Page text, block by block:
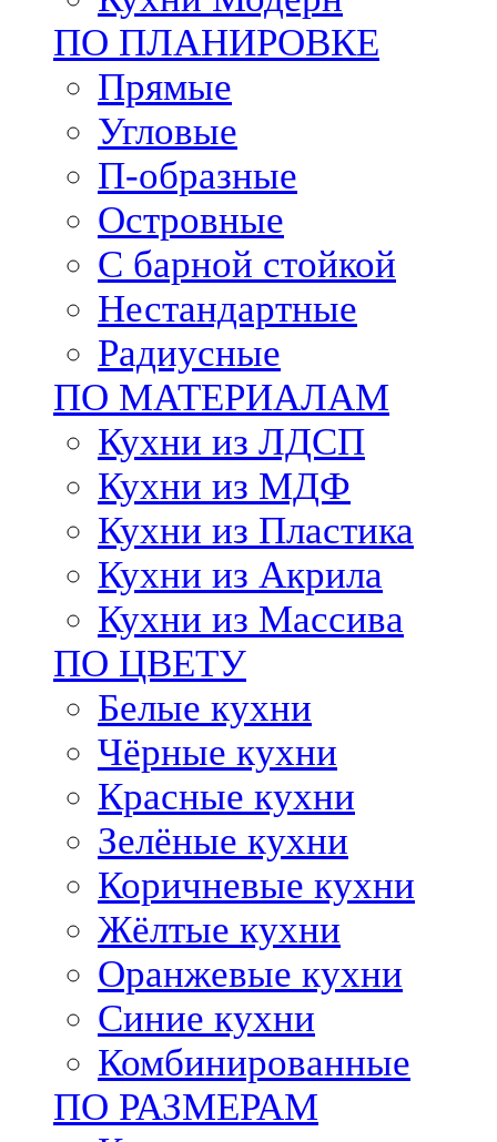
ПО ПЛАНИРОВКЕ
Прямые
Угловые
П-образные
Островные
С барной стойкой
Нестандартные
Радиусные
ПО МАТЕРИАЛАМ
Кухни из ЛДСП
Кухни из МДФ
Кухни из Пластика
Кухни из Акрила
Кухни из Массива
ПО ЦВЕТУ
Белые кухни
Чёрные кухни
Красные кухни
Зелёные кухни
Коричневые кухни
Жёлтые кухни
Оранжевые кухни
Синие кухни
Комбинированные
ПО РАЗМЕРАМ